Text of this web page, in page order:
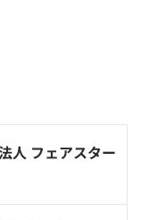
人 フェアスター